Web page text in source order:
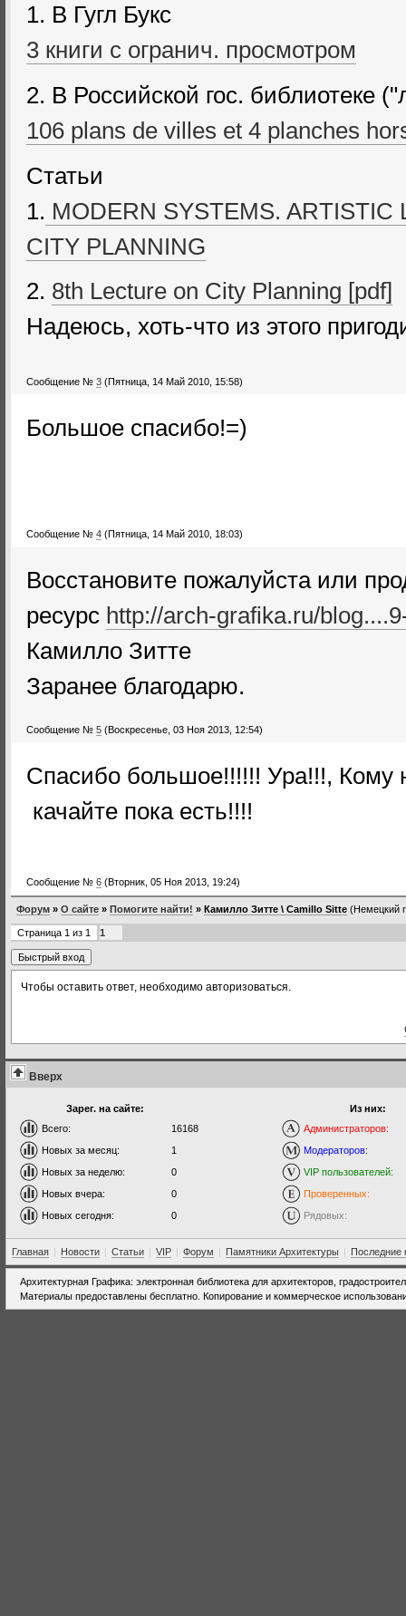
1. В Гугл Букс
3 книги с огранич. просмотром
2. В Российской гос. библиотеке
106 plans de villes et 4 planches
Статьи
1. MODERN SYSTEMS. ARTISTIC
CITY PLANNING
2. 8th Lecture on City Planning [pdf]
Надеюсь, хоть-что из этого
Сообщение № 3 (Пятница, 14 Май 2010, 15:58)
Большое спасибо!=)
Сообщение № 4 (Пятница, 14 Май 2010, 18:03)
Восстановите пожалуйста или
ресурс http://arch-grafika.ru/
Камилло Зитте
Заранее благодарю.
Сообщение № 5 (Воскресенье, 03 Ноя 2013, 12:54)
Спасибо большое!!!!!! Ура!!!, Кому
качайте пока есть!!!!
Сообщение № 6 (Вторник, 05 Ноя 2013, 19:24)
Форум » О сайте » Помогите найти! » Камилло Зитте \ Camillo Sitte (Немецкий
Страница 1 из 1 1
Чтобы оставить ответ, необходимо авторизоваться.
Вверх
Зарег. на сайте:
Всего:
16168
Новых за месяц:
1
Новых за неделю:
0
Новых вчера:
0
Новых сегодня:
0
Из них:
Администраторов:
Модераторов:
VIP пользователей:
Проверенных:
Рядовых:
Главная | Новости | Статьи | VIP | Форум | Памятники Архитектуры | Последние
Архитектурная Графика: электронная библиотека для архитекторов,
Материалы предоставлены бесплатно. Копирование и коммерческое